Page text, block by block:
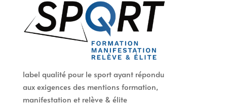
label qualité pour le sport ayant répondu
aux exigences des mentions formation,
manifestation et relève & élite